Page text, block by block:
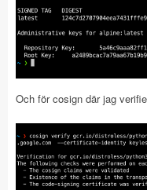
Och för cosign där jag